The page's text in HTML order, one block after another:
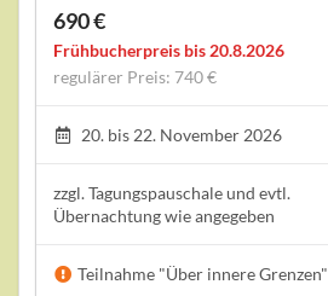
690 €
Frühbucherpreis bis 20.8.2026
regulärer Preis: 740 €
20. bis 22. November 2026
zzgl. Tagungspauschale und evtl.
Übernachtung wie angegeben
Teilnahme "Über innere Grenzen"